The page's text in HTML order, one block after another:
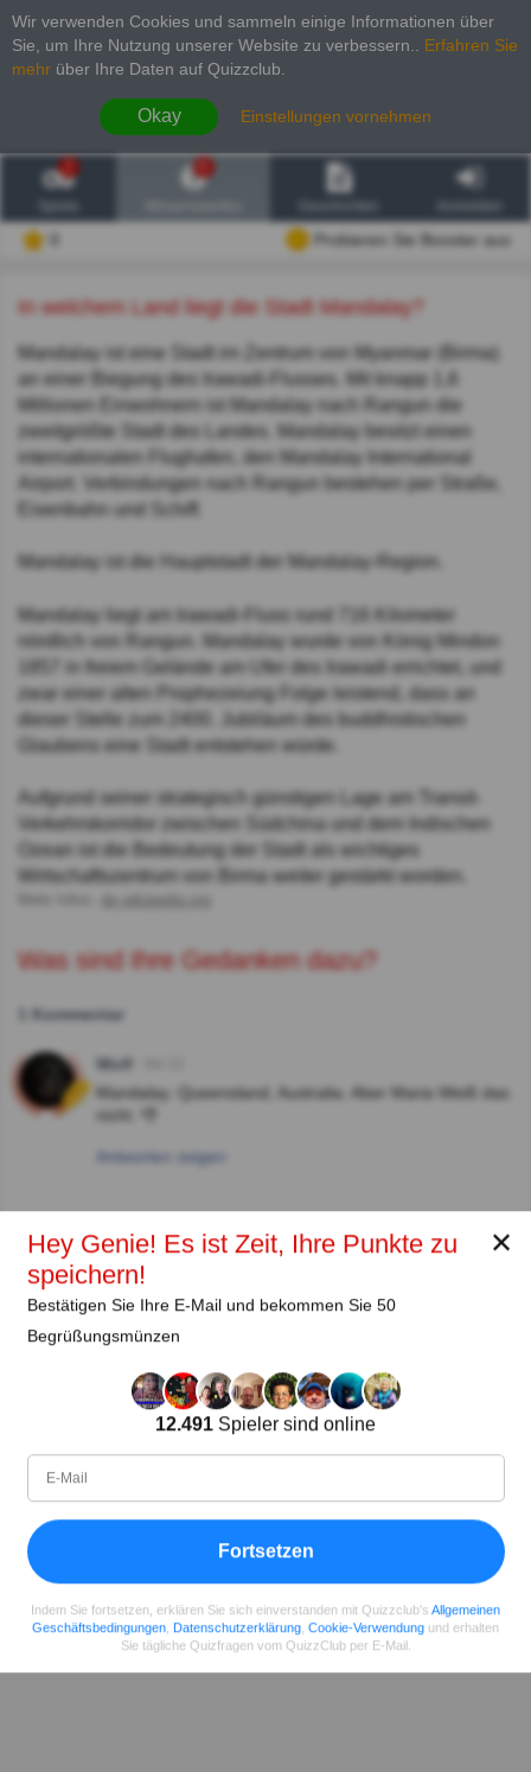
Wir verwenden Cookies und sammeln einige Informationen über
Sie, um Ihre Nutzung unserer Website zu verbessern.
Erfahren Sie
mehr über Ihre Daten auf Quizzclub.
Okay Einstellungen vornehmen
2
Probieren Sie Booster aus
In welchem Land liegt die Stadt Mandalay?
Mandalay ist eine Stadt im Zentrum von Myanmar (Birma)
an einer Biegung des Irawadi-Flusses. Mit knapp 1,6
Millionen Einwohnern ist Mandalay nach Rangun die
zweitgrößte Stadt des Landes. Mandalay besitzt einen
internationalen Flughafen, den Mandalay International
Airport. Verbindungen nach Rangun bestehen per Straße,
Eisenbahn und Schiff.
Mandalay ist die Hauptstadt der Mandalay-Region.
Mandalay liegt am Irawadi-Fluss rund 716 Kilometer
nördlich von Rangun. Mandalay wurde von König Mindon
1857 in freiem Gelände am Ufer des Irawadi errichtet, und
zwar einer alten Prophezeiung Folge leistend, dass an
dieser Stelle zum 2400. Jubiläum des buddhistischen
Glaubens eine Stadt entstehen würde.
Aufgrund seiner strategisch günstigen Lage am Transit-
Verkehrskorridor zwischen Südchina und dem Indischen
Ozean ist die Bedeutung der Stadt als wichtiges
Wirtschaftszentrum von Birma weiter gestärkt worden.
Was sind Ihre Gedanken dazu?
1 Kommentar
Wolf
Mandalay. Queensland, Australia. Aber Maria Weiß das
nicht. 👎
Antworten zeigen
Autor:
Maria Weiß
Teilenauf Facebook
✕
Hey Genie! Es ist Zeit, Ihre Punkte zu
speichern!
Bestätigen Sie Ihre E-Mail und bekommen Sie 50
Begrüßungsmünzen
12.491 Spieler sind online
Fortsetzen
Indem Sie fortsetzen, erklären Sie sich einverstanden mit Quizzclub's Allgemeinen
Geschäftsbedingungen Datenschutzerklärung Cookie-Verwendung und erhalten
Sie tägliche Quizfragen vom QuizzClub per E-Mail.